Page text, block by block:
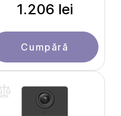
1.206 lei
Cumpără